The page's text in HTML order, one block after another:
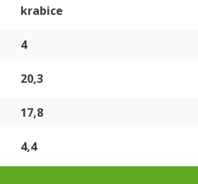
krabice
4
20,3
17,8
4,4